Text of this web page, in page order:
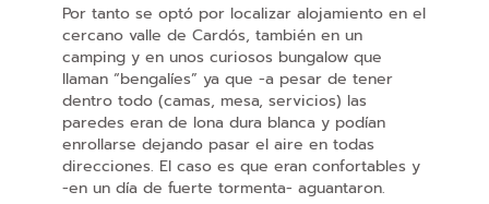
Por tanto se optó por localizar alojamiento en el
cercano valle de Cardós, también en un
camping y en unos curiosos bungalow que
llaman “bengalíes” ya que -a pesar de tener
dentro todo (camas, mesa, servicios) las
paredes eran de lona dura blanca y podían
enrollarse dejando pasar el aire en todas
direcciones. El caso es que eran confortables y
-en un día de fuerte tormenta- aguantaron.